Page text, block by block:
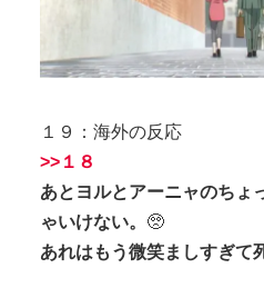
１９：海外の反応
>>１８
あとヨルとアーニャのちょ
ゃいけない。 🥺
あれはもう微笑ましすぎて